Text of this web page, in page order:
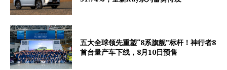
五大全球领先重塑“8系旗舰”标杆！神行者8
首台量产车下线，8月10日预售